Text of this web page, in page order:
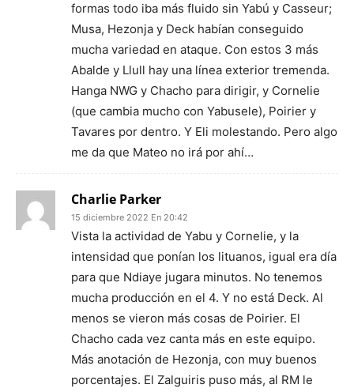
formas todo iba más fluido sin Yabú y Casseur;
Musa, Hezonja y Deck habían conseguido
mucha variedad en ataque. Con estos 3 más
Abalde y Llull hay una línea exterior tremenda.
Hanga NWG y Chacho para dirigir, y Cornelie
(que cambia mucho con Yabusele), Poirier y
Tavares por dentro. Y Eli molestando. Pero algo
me da que Mateo no irá por ahí…
Charlie Parker
15 diciembre 2022 En 20:42
Vista la actividad de Yabu y Cornelie, y la
intensidad que ponían los lituanos, igual era día
para que Ndiaye jugara minutos. No tenemos
mucha producción en el 4. Y no está Deck. Al
menos se vieron más cosas de Poirier. El
Chacho cada vez canta más en este equipo.
Más anotación de Hezonja, con muy buenos
porcentajes. El Zalguiris puso más, al RM le